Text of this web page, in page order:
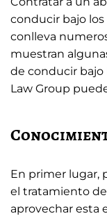
conducir bajo
conlleva
muestran
de conducir bajo
Law Group
En primer lugar,
el tratamiento
aprovechar esta